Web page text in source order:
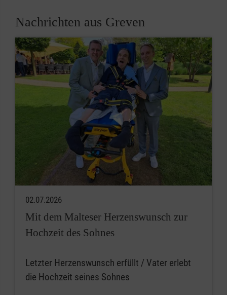
Nachrichten aus Greven
02.07.2026
Mit dem Malteser Herzenswunsch zur
Hochzeit des Sohnes
Letzter Herzenswunsch erfüllt / Vater erlebt
die Hochzeit seines Sohnes